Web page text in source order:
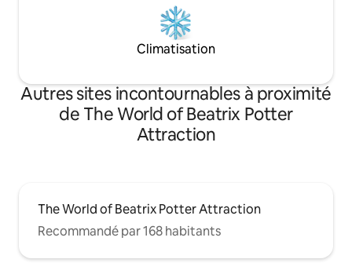
Climatisation
Autres sites incontournables à proximité
de The World of Beatrix Potter
Attraction
The World of Beatrix Potter Attraction
Recommandé par 168 habitants